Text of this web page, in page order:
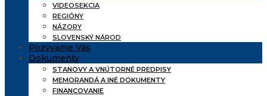
VIDEOSEKCIA
REGIÓNY
NÁZORY
SLOVENSKÝ NÁROD
Pozývame Vás
Dokumenty
STANOVY A VNÚTORNÉ PREDPISY
MEMORANDÁ A INÉ DOKUMENTY
FINANCOVANIE